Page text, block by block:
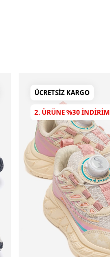
ÜCRETSIZ KARGO
2. ÜRÜNE %30 INDIRIM